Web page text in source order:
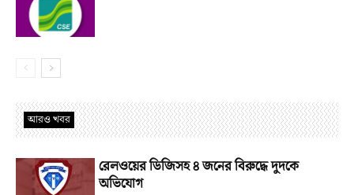
আরও খবর
রেলওয়ের ডিজিসহ ৪ জনের বিরুদ্ধে দুদকে
অভিযোগ